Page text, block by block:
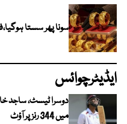
سونا پھر سستا
ایڈیٹرچوائس
دوسرا ٹیسٹ، ساجد
میں 344 رنز پر آؤٹ